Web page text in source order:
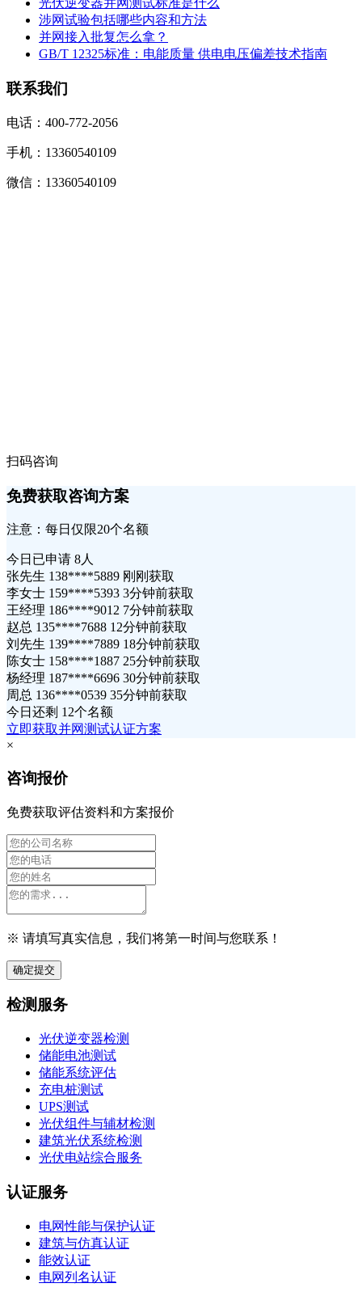
光伏逆变器并网测试标准是什么
涉网试验包括哪些内容和方法
并网接入批复怎么拿？
GB/T 12325标准：电能质量 供电电压偏差技术指南
联系我们
电话：400-772-2056
手机：13360540109
微信：13360540109
扫码咨询
免费获取咨询方案
注意：每日仅限20个名额
今日已申请 8人
张先生 138****5889 刚刚获取
李女士 159****5393 3分钟前获取
王经理 186****9012 7分钟前获取
赵总 135****7688 12分钟前获取
刘先生 139****7889 18分钟前获取
陈女士 158****1887 25分钟前获取
杨经理 187****6696 30分钟前获取
周总 136****0539 35分钟前获取
今日还剩 12个名额
立即获取并网测试认证方案
×
咨询报价
免费获取评估资料和方案报价
※ 请填写真实信息，我们将第一时间与您联系！
确定提交
检测服务
光伏逆变器检测
储能电池测试
储能系统评估
充电桩测试
UPS测试
光伏组件与辅材检测
建筑光伏系统检测
光伏电站综合服务
认证服务
电网性能与保护认证
建筑与仿真认证
能效认证
电网列名认证